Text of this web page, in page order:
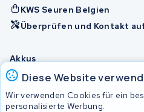
Diese Website
Wir verwenden Cookies für ein
personalisierte Werbung.
KWS Seuren Belgien
Überprüfen und Kontakt
Akkus
© 2026